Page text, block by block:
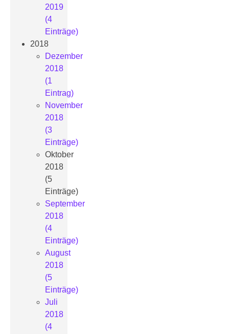
2019
(4
Einträge)
2018
Dezember
2018
(1
Eintrag)
November
2018
(3
Einträge)
Oktober
2018
(5
Einträge)
September
2018
(4
Einträge)
August
2018
(5
Einträge)
Juli
2018
(4